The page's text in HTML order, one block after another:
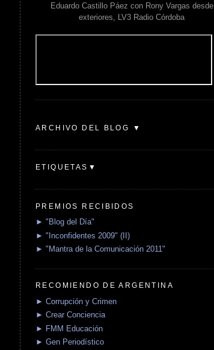
Eduardo Castillo Páez con Rony Vargas desde
exteriores, LV3 Radio Córdoba
ARCHIVO DEL BLOG ▼
ETIQUETAS▼
PREMIOS RECIBIDOS
► "Blog del Día"
► "Inconfidentes 2009" (II)
► "Mantra de la Comunicación 2011"
RECOMIENDO DE ARGENTINA
► Corrupción y Crimen
► Crear Conciencia
► FMM Educación
► Gen Periodístico